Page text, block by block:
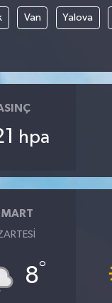
Van Yalova
hpa
MART
8°